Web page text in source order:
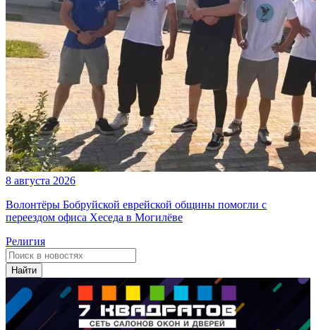
8 августа 2026
Волонтёры Бобруйской еврейской общины помогли с
переездом офиса Хеседа в Могилёве
Религия
Найти